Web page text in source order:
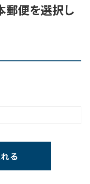
郵便を選択し
る